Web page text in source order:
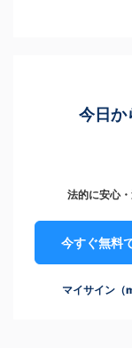
今日か
法的に安心
今すぐ無料
マイサイン（